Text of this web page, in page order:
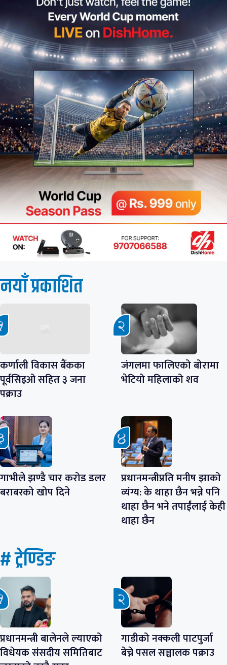
नयाँ प्रकाशित
कर्णाली विकास बैंकका
पूर्वसिइओ सहित ३ जना
पक्राउ
जंगलमा फालिएको बोरामा
भेटियो महिलाको शव
गाभीले झण्डै चार करोड डलर
बराबरको खोप दिने
प्रधानमन्त्रीप्रति मनीष झाको
व्यंग्य: के थाहा छैन भन्ने पनि
थाहा छैन भने तपाईंलाई केही
थाहा छैन
# ट्रेण्डिङ
प्रधानमन्त्री बालेनले ल्याएको
विधेयक संसदीय समितिबाट
गाडीको नक्कली पाटपुर्जा
बेच्ने पसल सञ्चालक पक्राउ